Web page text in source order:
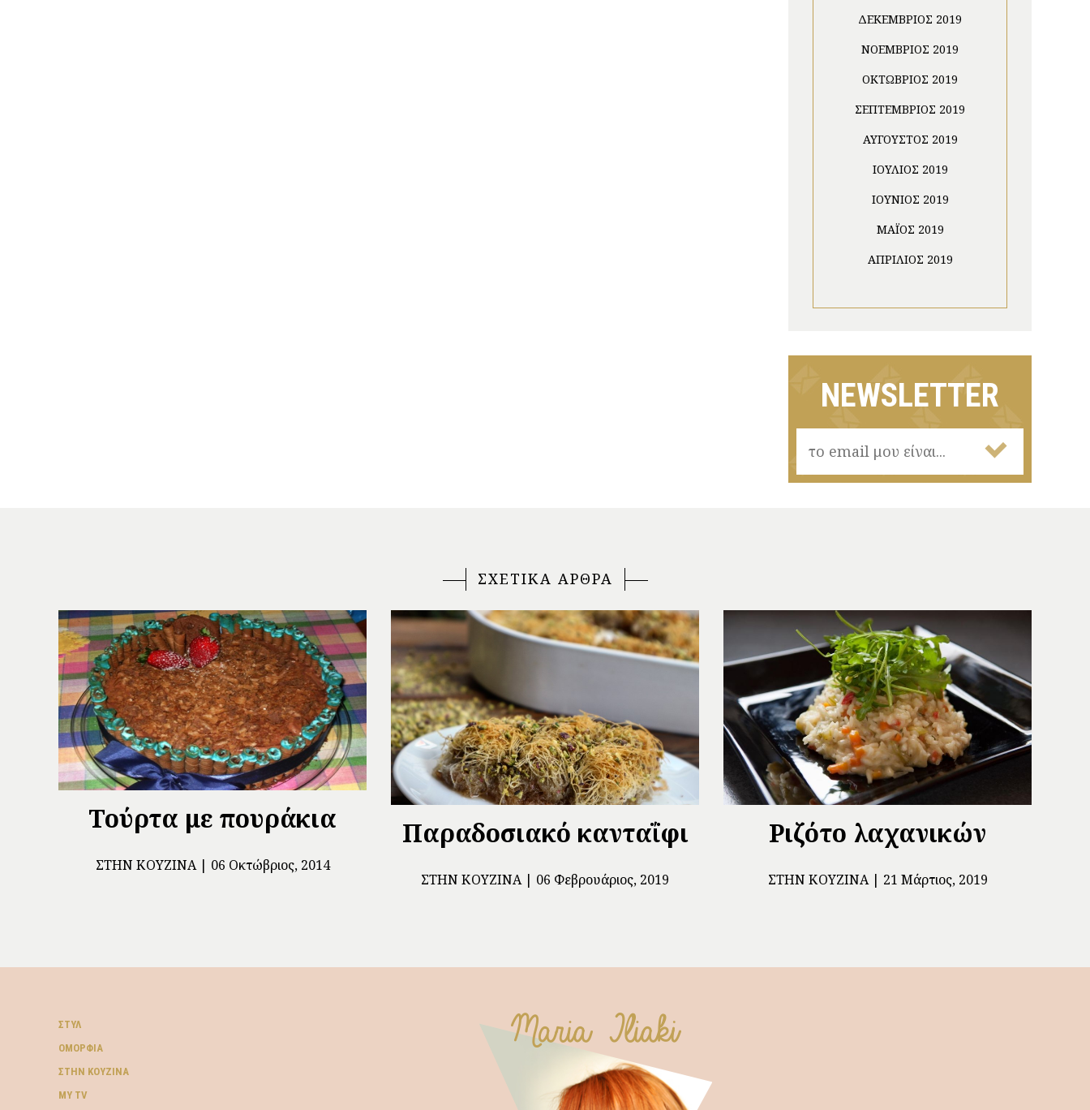
ΔΕΚΈΜΒΡΙΟΣ 2019
ΝΟΈΜΒΡΙΟΣ 2019
ΟΚΤΏΒΡΙΟΣ 2019
ΣΕΠΤΈΜΒΡΙΟΣ 2019
ΑΎΓΟΥΣΤΟΣ 2019
ΙΟΎΛΙΟΣ 2019
ΙΟΎΝΙΟΣ 2019
ΜΆΙΟΣ 2019
ΑΠΡΊΛΙΟΣ 2019
NEWSLETTER
ΣΧΕΤΙΚΑ ΑΡΘΡΑ
Τούρτα με πουράκια
ΣΤΗΝ ΚΟΥΖΊΝΑ 06 Οκτώβριος, 2014
Παραδοσιακό κανταΐφι
ΣΤΗΝ ΚΟΥΖΊΝΑ 06 Φεβρουάριος, 2019
Ριζότο λαχανικών
ΣΤΗΝ ΚΟΥΖΊΝΑ 21 Μάρτιος, 2019
ΣΤΥΛ
ΟΜΟΡΦΙΆ
ΣΤΗΝ ΚΟΥΖΊΝΑ
MY TV